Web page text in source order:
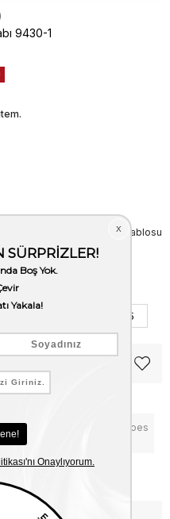
9430-1
Beden Tablosu
45
Notify me when the price goes
down